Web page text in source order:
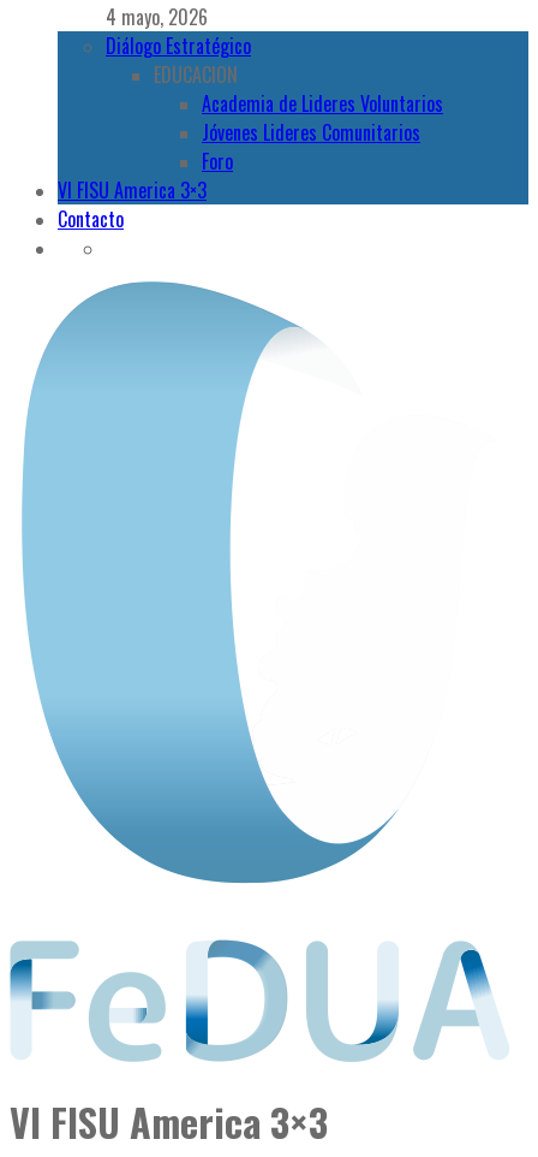
4 mayo, 2026
Diálogo Estratégico
EDUCACION
Academia de Lideres Voluntarios
Jóvenes Lideres Comunitarios
Foro
VI FISU America 3×3
Contacto
VI FISU America 3×3